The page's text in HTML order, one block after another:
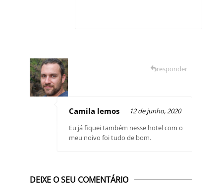
Camila lemos
12 de junho, 2020
Eu já fiquei também nesse hotel com o
meu noivo foi tudo de bom.
responder
DEIXE O SEU COMENTÁRIO